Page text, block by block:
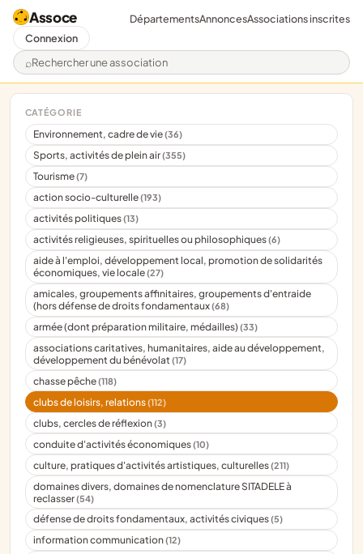
Assoce
Rechercher une association
DépartementsAnnoncesAssociations inscrites
Connexion
CATÉGORIE
Environnement, cadre de vie(36)
Sports, activités de plein air(355)
Tourisme(7)
action socio-culturelle(193)
activités politiques(13)
activités religieuses, spirituelles ou philosophiques(6)
aide à l'emploi, développement local, promotion de solidarités
économiques, vie locale(27)
amicales, groupements affinitaires, groupements d'entraide
(hors défense de droits fondamentaux(68)
armée (dont préparation militaire, médailles)(33)
associations caritatives, humanitaires, aide au développement,
développement du bénévolat(17)
chasse pêche(118)
clubs de loisirs, relations(112)
clubs, cercles de réflexion(3)
conduite d'activités économiques(10)
culture, pratiques d'activités artistiques, culturelles(211)
domaines divers, domaines de nomenclature SITADELE à
reclasser(54)
défense de droits fondamentaux, activités civiques(5)
information communication(12)